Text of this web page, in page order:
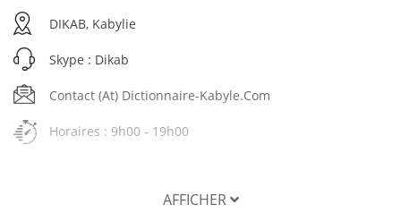
DIKAB, Kabylie
Skype : Dikab
Contact (at) Dictionnaire-Kabyle.com
Horaires : 9h00 - 19h00
AFFICHER